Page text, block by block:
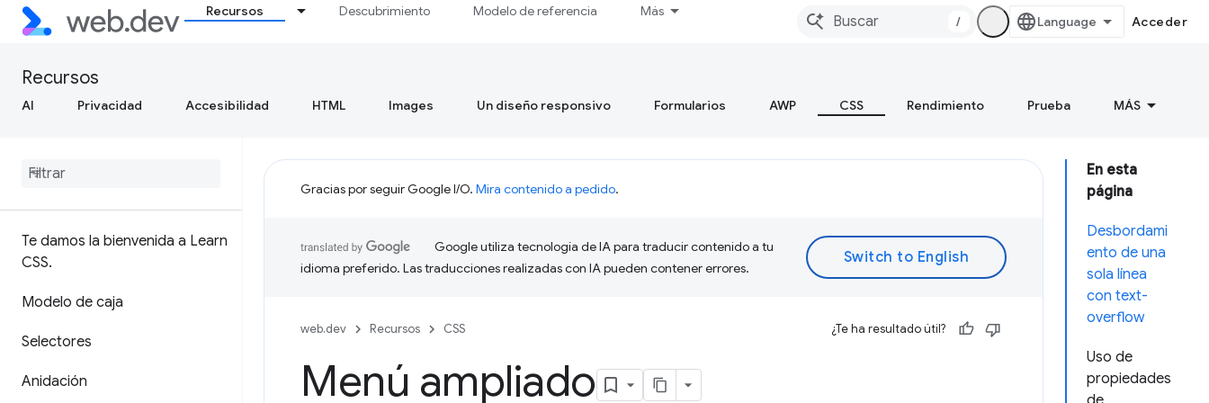
Recursos Descubrimiento Modelo de referencia Más
/ Acceder
Recursos
AI Privacidad Accesibilidad HTML Images Un diseño responsivo Formularios AWP CSS Rendimiento Prueba MÁS
Te damos la bienvenida a Learn
CSS.
Modelo de caja
Selectores
Anidación
En esta
página
Desbordami
ento de una
sola línea
con text-
overflow
Uso de
propiedades
Gracias por seguir Google I/O. Mira contenido a pedido.
Google utiliza tecnología de IA para traducir contenido a tu
idioma preferido. Las traducciones realizadas con IA pueden contener errores.
web.dev Recursos CSS ¿Te ha resultado útil?
Menú ampliado